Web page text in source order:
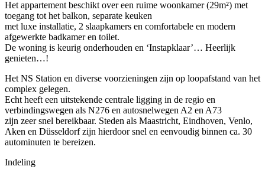
Het appartement beschikt over een ruime woonkamer (29m²) met
toegang tot het balkon, separate keuken
met luxe installatie, 2 slaapkamers en comfortabele en modern
afgewerkte badkamer en toilet.
De woning is keurig onderhouden en ‘Instapklaar’… Heerlijk
genieten…!
Het NS Station en diverse voorzieningen zijn op loopafstand van het
complex gelegen.
Echt heeft een uitstekende centrale ligging in de regio en
verbindingswegen als N276 en autosnelwegen A2 en A73
zijn zeer snel bereikbaar. Steden als Maastricht, Eindhoven, Venlo,
Aken en Düsseldorf zijn hierdoor snel en eenvoudig binnen ca. 30
autominuten te bereizen.
Indeling